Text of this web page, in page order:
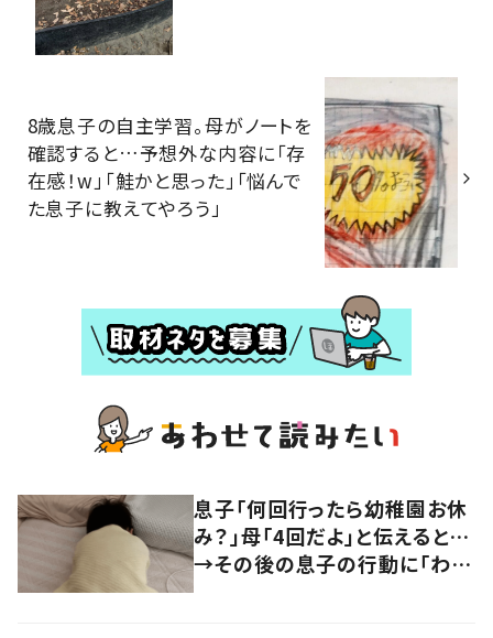
8歳息子の自主学習。母がノートを
確認すると…予想外な内容に「存
在感！w」「鮭かと思った」「悩んで
た息子に教えてやろう」
息子「何回行ったら幼稚園お休
み？」母「4回だよ」と伝えると…
→その後の息子の行動に「わか